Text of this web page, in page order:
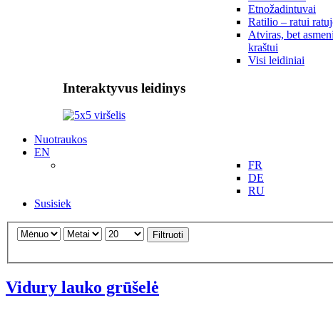
Etnožadintuvai
Ratilio – ratui
Atviras, bet
kraštui
Visi leidiniai
Interaktyvus leidinys
Nuotraukos
EN
FR
DE
RU
Susisiek
Filtruoti
Vidury lauko grūšelė